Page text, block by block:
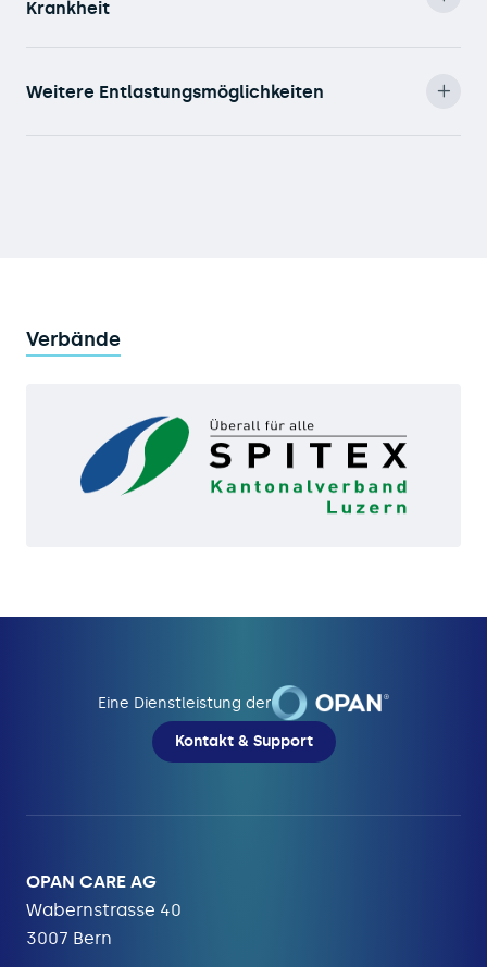
Krankheit
Weitere Entlastungsmöglichkeiten
Verbände
Eine Dienstleistung der
Kontakt & Support
OPAN CARE AG
Wabernstrasse 40
3007 Bern